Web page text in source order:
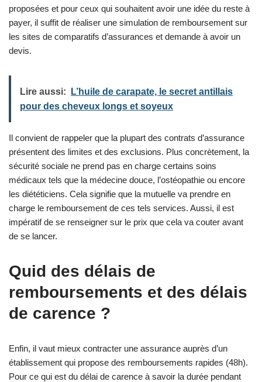
proposées et pour ceux qui souhaitent avoir une idée du reste à
payer, il suffit de réaliser une simulation de remboursement sur
les sites de comparatifs d’assurances et demande à avoir un
devis.
Lire aussi:
L’huile de carapate, le secret antillais
pour des cheveux longs et soyeux
Il convient de rappeler que la plupart des contrats d’assurance
présentent des limites et des exclusions. Plus concrètement, la
sécurité sociale ne prend pas en charge certains soins
médicaux tels que la médecine douce, l’ostéopathie ou encore
les diététiciens. Cela signifie que la mutuelle va prendre en
charge le remboursement de ces tels services. Aussi, il est
impératif de se renseigner sur le prix que cela va couter avant
de se lancer.
Quid des délais de
remboursements et des délais
de carence ?
Enfin, il vaut mieux contracter une assurance auprès d’un
établissement qui propose des remboursements rapides (48h).
Pour ce qui est du délai de carence à savoir la durée pendant